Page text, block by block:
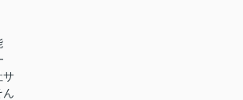
サ
ん